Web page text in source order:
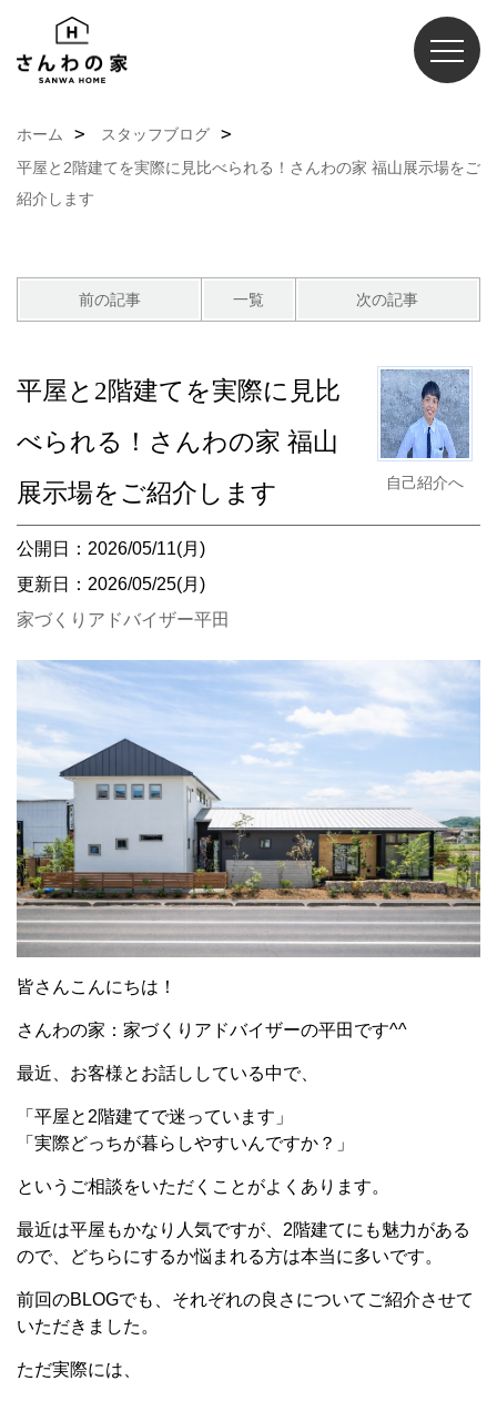
ホーム
スタッフブログ
平屋と2階建てを実際に見比べられる！さんわの家 福山展示場をご
紹介します
前の記事 一覧 次の記事
自己紹介へ
平屋と2階建てを実際に見比
べられる！さんわの家 福山
展示場をご紹介します
公開日：2026/05/11(月)
更新日：2026/05/25(月)
家づくりアドバイザー平田
皆さんこんにちは！
さんわの家：家づくりアドバイザーの平田です^^
最近、お客様とお話ししている中で、
「平屋と2階建てで迷っています」
「実際どっちが暮らしやすいんですか？」
というご相談をいただくことがよくあります。
最近は平屋もかなり人気ですが、2階建てにも魅力がある
ので、どちらにするか悩まれる方は本当に多いです。
前回のBLOGでも、それぞれの良さについてご紹介させて
いただきました。
ただ実際には、